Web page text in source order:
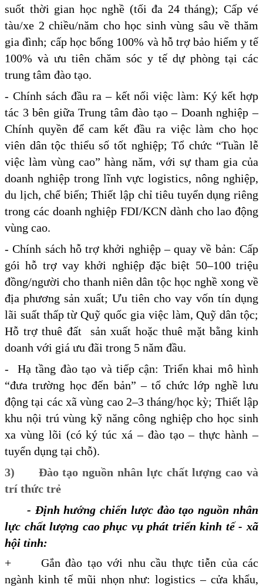
suốt thời gian học nghề (tối đa 24 tháng); Cấp vé
tàu/xe 2 chiều/năm cho học sinh vùng sâu về thăm
gia đình; cấp học bổng 100% và hỗ trợ bảo hiểm y tế
100% và ưu tiên chăm sóc y tế dự phòng tại các
trung tâm đào tạo.
- Chính sách đầu ra – kết nối việc làm: Ký kết hợp
tác 3 bên giữa Trung tâm đào tạo – Doanh nghiệp –
Chính quyền để cam kết đầu ra việc làm cho học
viên dân tộc thiểu số tốt nghiệp; Tổ chức “Tuần lễ
việc làm vùng cao” hàng năm, với sự tham gia của
doanh nghiệp trong lĩnh vực logistics, nông nghiệp,
du lịch, chế biến; Thiết lập chỉ tiêu tuyển dụng riêng
trong các doanh nghiệp FDI/KCN dành cho lao động
vùng cao.
- Chính sách hỗ trợ khởi nghiệp – quay về bản: Cấp
gói hỗ trợ vay khởi nghiệp đặc biệt 50–100 triệu
đồng/người cho thanh niên dân tộc học nghề xong về
địa phương sản xuất; Ưu tiên cho vay vốn tín dụng
lãi suất thấp từ Quỹ quốc gia việc làm, Quỹ dân tộc;
Hỗ trợ thuê đất sản xuất hoặc thuê mặt bằng kinh
doanh với giá ưu đãi trong 5 năm đầu.
- Hạ tầng đào tạo và tiếp cận: Triển khai mô hình
“đưa trường học đến bản” – tổ chức lớp nghề lưu
động tại các xã vùng cao 2–3 tháng/học kỳ; Thiết lập
khu nội trú vùng kỹ năng công nghiệp cho học sinh
xa vùng lõi (có ký túc xá – đào tạo – thực hành –
tuyển dụng tại chỗ).
3) Đào tạo nguồn nhân lực chất lượng cao và
trí thức trẻ
- Định hướng chiến lược đào tạo nguồn nhân
lực chất lượng cao phục vụ phát triển kinh tế - xã
hội tỉnh:
+ Gắn đào tạo với nhu cầu thực tiễn của các
ngành kinh tế mũi nhọn như: logistics – cửa khẩu,